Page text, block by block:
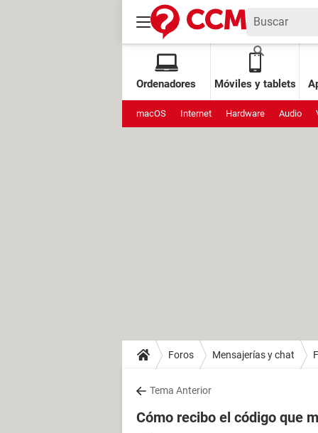
Ordenadores Móviles y tablets
macOS Internet Hardware Audio
Foros Mensajerías y chat
Tema Anterior
Cómo recibo el código que